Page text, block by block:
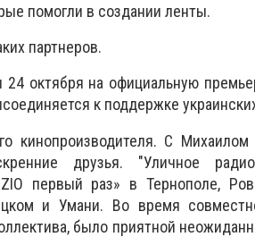
помогли в создании ленты.
партнеров.
24 октября на официальную
к поддержке
кинопроизводителя. С
друзья. "Уличное
первый раз» в Тернополе,
и Умани. Во время
было приятной